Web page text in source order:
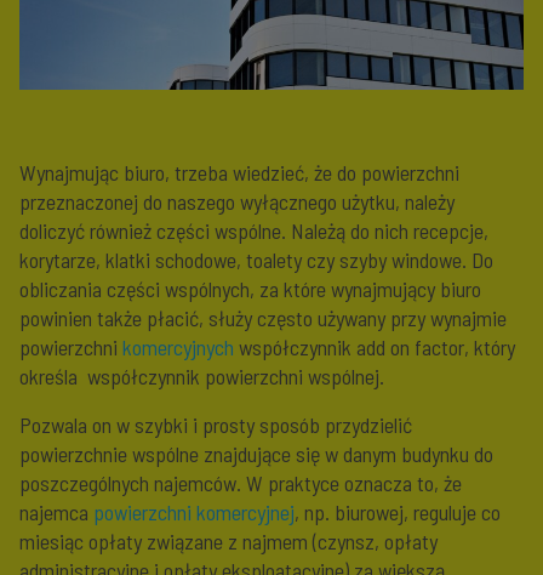
Wynajmując biuro, trzeba wiedzieć, że do powierzchni
przeznaczonej do naszego wyłącznego użytku, należy
doliczyć również części wspólne. Należą do nich recepcje,
korytarze, klatki schodowe, toalety czy szyby windowe. Do
obliczania części wspólnych, za które wynajmujący biuro
powinien także płacić, służy często używany przy wynajmie
powierzchni komercyjnych współczynnik add on factor, który
określa współczynnik powierzchni wspólnej.
Pozwala on w szybki i prosty sposób przydzielić
powierzchnie wspólne znajdujące się w danym budynku do
poszczególnych najemców. W praktyce oznacza to, że
najemca powierzchni komercyjnej, np. biurowej, reguluje co
miesiąc opłaty związane z najmem (czynsz, opłaty